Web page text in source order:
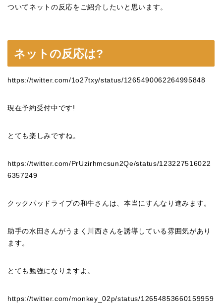
ついてネットの反応をご紹介したいと思います。
ネットの反応は?
https://twitter.com/1o27txy/status/1265490062264995848
現在予約受付中です!
とても楽しみですね。
https://twitter.com/PrUzirhmcsun2Qe/status/123227516022
6357249
クックパッドライブの和牛さんは、本当にすんなり進みます。
助手の水田さんがうまく川西さんを誘導している雰囲気があり
ます。
とても勉強になりますよ。
https://twitter.com/monkey_02p/status/12654853660159959